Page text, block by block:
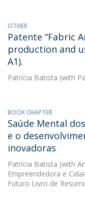
OTHER
Patente “Fabric
production and
A1).
Patrícia Batista (with
BOOK CHAPTER
Saúde Mental
e o
inovadoras
Patrícia Batista (with
Empreendedora e
Futuro Livro de